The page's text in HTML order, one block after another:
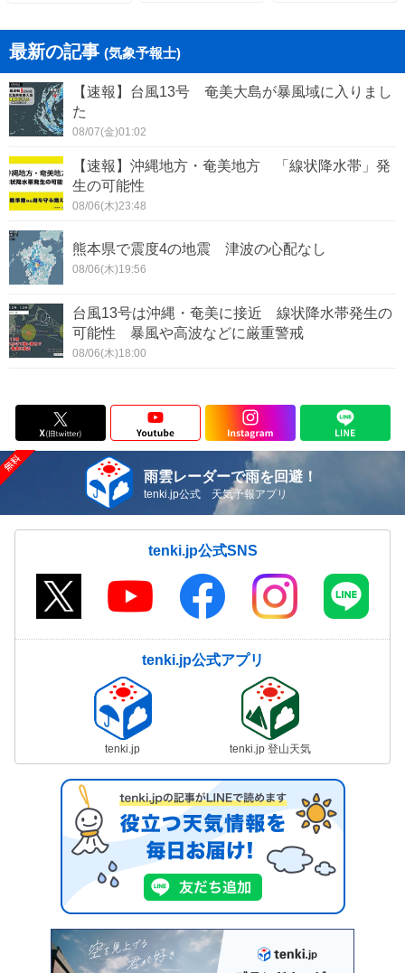
最新の記事 (気象予報士)
【速報】台風13号 奄美大島が暴風域に入りまし
た
08/07(金)01:02
【速報】沖縄地方・奄美地方 「線状降水帯」発
生の可能性
08/06(木)23:48
熊本県で震度4の地震 津波の心配なし
08/06(木)19:56
台風13号は沖縄・奄美に接近 線状降水帯発生の
可能性 暴風や高波などに厳重警戒
08/06(木)18:00
雨雲レーダーで雨を回避！
tenki.jp公式 天気予報アプリ
tenki.jp公式SNS
tenki.jp公式アプリ
tenki.jp tenki.jp 登山天気